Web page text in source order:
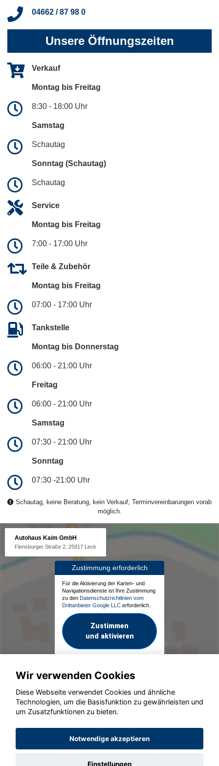
04662 / 87 98 0
Unsere Öffnungszeiten
Verkauf
Montag bis Freitag
8:30 - 18:00 Uhr
Samstag
Schautag
Sonntag (Schautag)
Schautag
Service
Montag bis Freitag
7:00 - 17:00 Uhr
Teile & Zubehör
Montag bis Freitag
07:00 - 17:00 Uhr
Tankstelle
Montag bis Donnerstag
06:00 - 21:00 Uhr
Freitag
06:00 - 21:00 Uhr
Samstag
07:30 - 21:00 Uhr
Sonntag
07:30 -21:00 Uhr
Schautag, keine Beratung, kein Verkauf, Terminvereinbarungen vorab
möglich.
Autohaus Kaim GmbH
Flensburger Straße 2, 25917 Leck
Zustimmung erforderlich
Für die Aktivierung der Karten- und
Navigationsdienste ist Ihre Zustimmung
zu den Datenschutzrichtlinien vom
Drittanbieter Google LLC erforderlich.
Zustimmen
und aktivieren
© konjunkturmotor.de GmbH 2020 - 2026
Wir verwenden Cookies
Diese Webseite verwendet Cookies und ähnliche
Technologien, um die Basisfunktion zu gewährleisten und
um Zusatzfunktionen zu bieten.
Notwendige akzeptieren
Einstellungen